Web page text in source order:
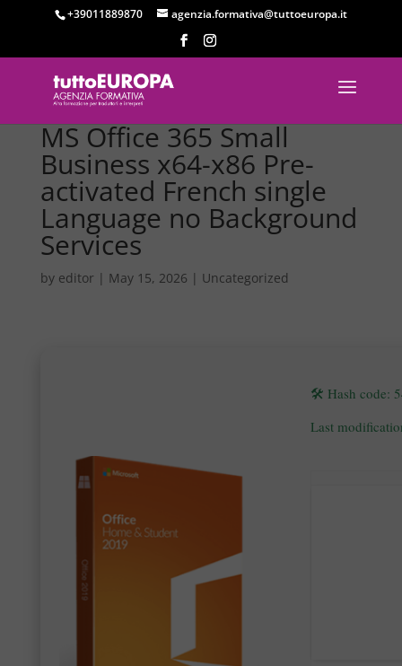
+39011889870 agenzia.formativa@tuttoeuropa.it
MS Office 365 Small
Business x64-x86 Pre-
activated French single
Language no Background
Services
by editor | May 15, 2026 | Uncategorized
🛠 Hash code:
Last